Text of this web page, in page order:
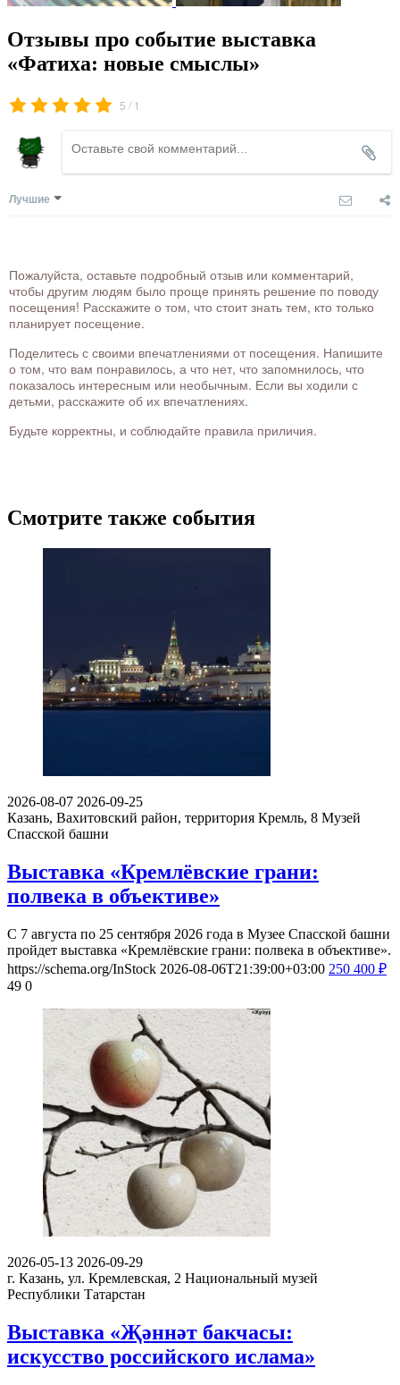
Отзывы про событие выставка
«Фатиха: новые смыслы»
5 / 1
Лучшие
Пожалуйста, оставьте подробный отзыв или комментарий,
чтобы другим людям было проще принять решение по поводу
посещения! Расскажите о том, что стоит знать тем, кто только
планирует посещение.
Поделитесь с своими впечатлениями от посещения. Напишите
о том, что вам понравилось, а что нет, что запомнилось, что
показалось интересным или необычным. Если вы ходили с
детьми, расскажите об их впечатлениях.
Будьте корректны, и соблюдайте правила приличия.
Смотрите также события
2026-08-07 2026-09-25
Казань, Вахитовский район, территория Кремль, 8 Музей
Спасской башни
Выставка «Кремлёвские грани:
полвека в объективе»
С 7 августа по 25 сентября 2026 года в Музее Спасской башни
пройдет выставка «Кремлёвские грани: полвека в объективе».
https://schema.org/InStock 2026-08-06T21:39:00+03:00 250 400 ₽
49 0
2026-05-13 2026-09-29
г. Казань, ул. Кремлевская, 2 Национальный музей
Республики Татарстан
Выставка «Җәннәт бакчасы:
искусство российского ислама»